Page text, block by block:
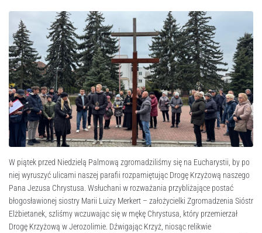
W piątek przed Niedzielą Palmową zgromadziliśmy się na Eucharystii, by po
niej wyruszyć ulicami naszej parafii rozpamiętując Drogę Krzyżową naszego
Pana Jezusa Chrystusa. Wsłuchani w rozważania przybliżające postać
błogosławionej siostry Marii Luizy Merkert – założycielki Zgromadzenia Sióstr
Elżbietanek, szliśmy wczuwając się w mękę Chrystusa, który przemierzał
Drogę Krzyżową w Jerozolimie. Dźwigając Krzyż, niosąc relikwie